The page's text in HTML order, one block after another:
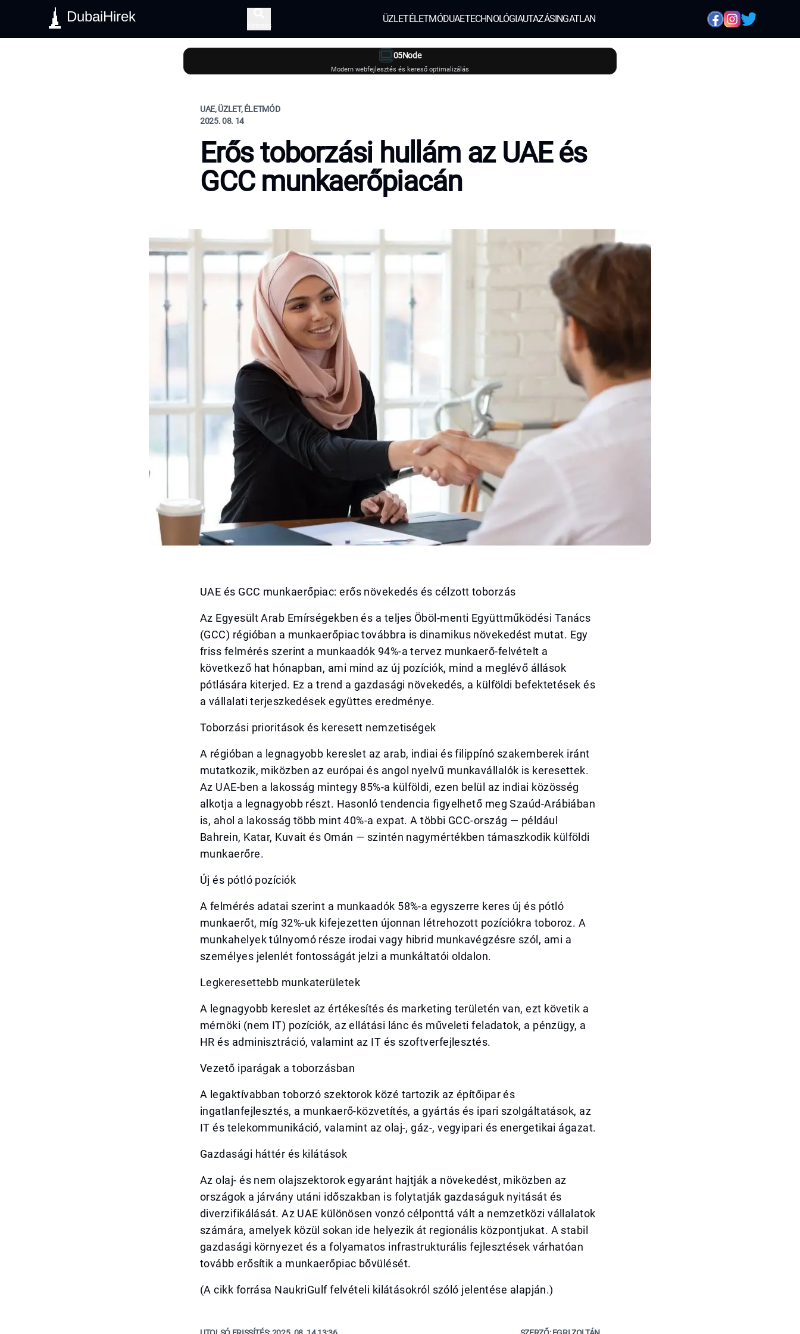
DubaiHirek
Keresés
ÜZLETÉLETMÓDUAETECHNOLÓGIAUTAZÁSINGATLAN
05Node
Modern webfejlesztés és kereső optimalizálás
UAE, ÜZLET, ÉLETMÓD
2025. 08. 14
Erős toborzási hullám az UAE és
GCC munkaerőpiacán
UAE és GCC munkaerőpiac: erős növekedés és célzott toborzás
Az Egyesült Arab Emírségekben és a teljes Öböl-menti Együttműködési Tanács
(GCC) régióban a munkaerőpiac továbbra is dinamikus növekedést mutat. Egy
friss felmérés szerint a munkaadók 94%-a tervez munkaerő-felvételt a
következő hat hónapban, ami mind az új pozíciók, mind a meglévő állások
pótlására kiterjed. Ez a trend a gazdasági növekedés, a külföldi befektetések és
a vállalati terjeszkedések együttes eredménye.
Toborzási prioritások és keresett nemzetiségek
A régióban a legnagyobb kereslet az arab, indiai és filippínó szakemberek iránt
mutatkozik, miközben az európai és angol nyelvű munkavállalók is keresettek.
Az UAE-ben a lakosság mintegy 85%-a külföldi, ezen belül az indiai közösség
alkotja a legnagyobb részt. Hasonló tendencia figyelhető meg Szaúd-Arábiában
is, ahol a lakosság több mint 40%-a expat. A többi GCC-ország — például
Bahrein, Katar, Kuvait és Omán — szintén nagymértékben támaszkodik külföldi
munkaerőre.
Új és pótló pozíciók
A felmérés adatai szerint a munkaadók 58%-a egyszerre keres új és pótló
munkaerőt, míg 32%-uk kifejezetten újonnan létrehozott pozíciókra toboroz. A
munkahelyek túlnyomó része irodai vagy hibrid munkavégzésre szól, ami a
személyes jelenlét fontosságát jelzi a munkáltatói oldalon.
Legkeresettebb munkaterületek
A legnagyobb kereslet az értékesítés és marketing területén van, ezt követik a
mérnöki (nem IT) pozíciók, az ellátási lánc és műveleti feladatok, a pénzügy, a
HR és adminisztráció, valamint az IT és szoftverfejlesztés.
Vezető iparágak a toborzásban
A legaktívabban toborzó szektorok közé tartozik az építőipar és
ingatlanfejlesztés, a munkaerő-közvetítés, a gyártás és ipari szolgáltatások, az
IT és telekommunikáció, valamint az olaj-, gáz-, vegyipari és energetikai ágazat.
Gazdasági háttér és kilátások
Az olaj- és nem olajszektorok egyaránt hajtják a növekedést, miközben az
országok a járvány utáni időszakban is folytatják gazdaságuk nyitását és
diverzifikálását. Az UAE különösen vonzó célponttá vált a nemzetközi vállalatok
számára, amelyek közül sokan ide helyezik át regionális központjukat. A stabil
gazdasági környezet és a folyamatos infrastrukturális fejlesztések várhatóan
tovább erősítik a munkaerőpiac bővülését.
(A cikk forrása NaukriGulf felvételi kilátásokról szóló jelentése alapján.)